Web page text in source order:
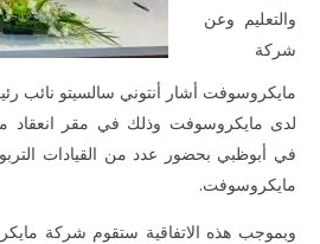
وزارة التربية توقع مذكرة تفاهم مع
مهارات موظفيها
24,
2019
المحرر
والتعليم وعن
شركة
مايكروسوفت أشار أنتوني سالسيتو نائب
لدى مايكروسوفت وذلك في مقر
في أبوظبي بحضور عدد من القيادات
مايكروسوفت.
وبموجب هذه الاتفاقية ستقوم شركة